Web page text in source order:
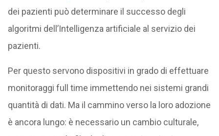
dei pazienti può determinare il successo degli
algoritmi dell’Intelligenza artificiale al servizio dei
pazienti.
Per questo servono dispositivi in grado di effettuare
monitoraggi full time immettendo nei sistemi grandi
quantità di dati. Ma il cammino verso la loro adozione
è ancora lungo: è necessario un cambio culturale,